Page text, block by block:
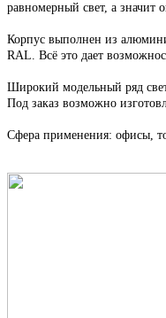
равномерный свет, а
Корпус выполнен из
RAL. Всё это дает
Широкий модельный ряд
Под заказ возможно
Сфера применения: офисы,